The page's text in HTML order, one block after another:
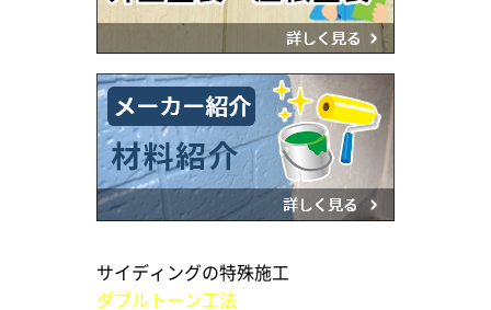
サイディングの特殊施工
ダブルトーン工法